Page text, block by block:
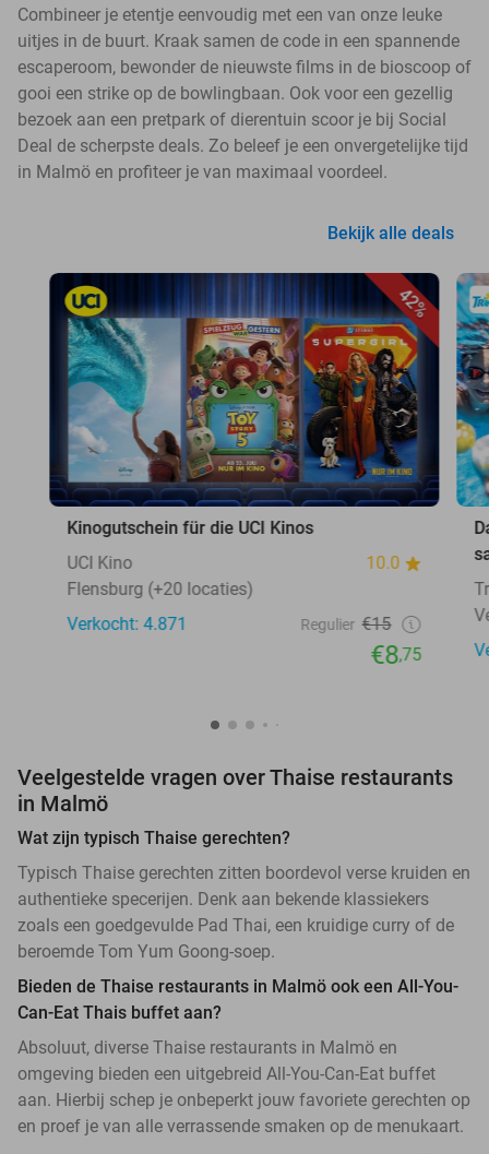
Combineer je etentje eenvoudig met een van onze leuke
uitjes in de buurt. Kraak samen de code in een spannende
escaperoom, bewonder de nieuwste films in de bioscoop of
gooi een strike op de bowlingbaan. Ook voor een gezellig
bezoek aan een pretpark of dierentuin scoor je bij Social
Deal de scherpste deals. Zo beleef je een onvergetelijke tijd
in Malmö en profiteer je van maximaal voordeel.
Bekijk alle deals
42%
Kinogutschein für die UCI Kinos
UCI Kino
10.0
Flensburg (+20 locaties)
Verkocht: 4.871
Regulier €15
€8,75
Veelgestelde vragen over Thaise restaurants
in Malmö
Wat zijn typisch Thaise gerechten?
Typisch Thaise gerechten zitten boordevol verse kruiden en
authentieke specerijen. Denk aan bekende klassiekers
zoals een goedgevulde Pad Thai, een kruidige curry of de
beroemde Tom Yum Goong-soep.
Bieden de Thaise restaurants in Malmö ook een All-You-
Can-Eat Thais buffet aan?
Absoluut, diverse Thaise restaurants in Malmö en
omgeving bieden een uitgebreid All-You-Can-Eat buffet
aan. Hierbij schep je onbeperkt jouw favoriete gerechten op
en proef je van alle verrassende smaken op de menukaart.